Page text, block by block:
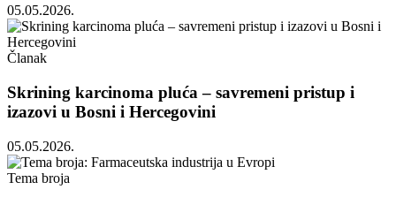
05.05.2026.
Članak
Skrining karcinoma pluća – savremeni pristup i
izazovi u Bosni i Hercegovini
05.05.2026.
Tema broja